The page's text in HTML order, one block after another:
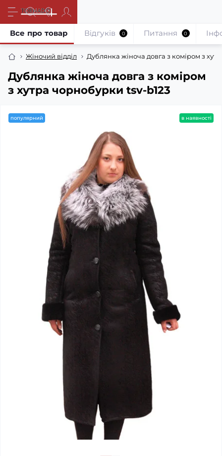
Жіночий відділ Дублянка жіноча довга з коміром з
Дублянка жіноча довга з коміром
з хутра чорнобурки tsv-b123
Все про товар Відгуків 0 Питання 0
популярний в наявності